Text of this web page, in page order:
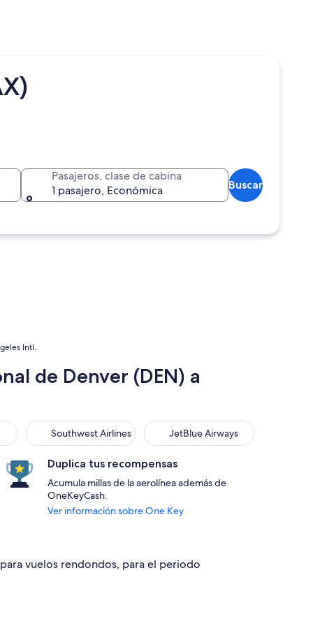
Pasajeros, clase de cabina
1 pasajero, Económica
Buscar
Intl.
de Denver (DEN) a
Southwest Airlines
Southwest Airlines JetBlue Airways
JetBlue Airways
Duplica tus recompensas
Acumula millas de la aerolínea además de
OneKeyCash.
Ver información sobre One Key
vuelos rendondos, para el periodo